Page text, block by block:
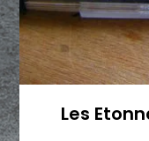
Les